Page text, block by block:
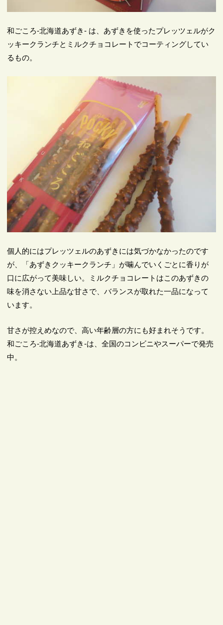
和ごころ-北海道あずき- は、あずきを使ったプレッツェルがク
ッキークランチとミルクチョコレートでコーティングしてい
るもの。
個人的にはプレッツェルのあずきには気づかなかったのです
が、「あずきクッキークランチ」が噛んでいくごとに香りが
口に広がって美味しい。ミルクチョコレートはこのあずきの
味を消さない上品な甘さで、バランスが取れた一品になって
います。
甘さが控えめなので、高い年齢層の方にも好まれそうです。
和ごころ-北海道あずき-は、全国のコンビニやスーパーで発売
中。